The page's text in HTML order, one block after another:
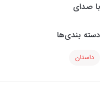
با صدای
دسته بندی‌ها
داستان